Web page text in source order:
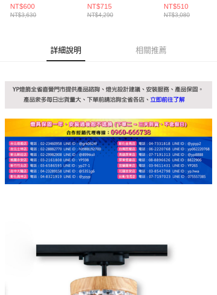
時審查核予不同之上限額度；若仍有額度不足之情形，本公司將視審查結果
請求用戶進行身份認證。
36133
NT$600
NT$3,630
NT$715
NT$4,290
36137
NT$510
NT$3,080
詳細說明 相關推薦